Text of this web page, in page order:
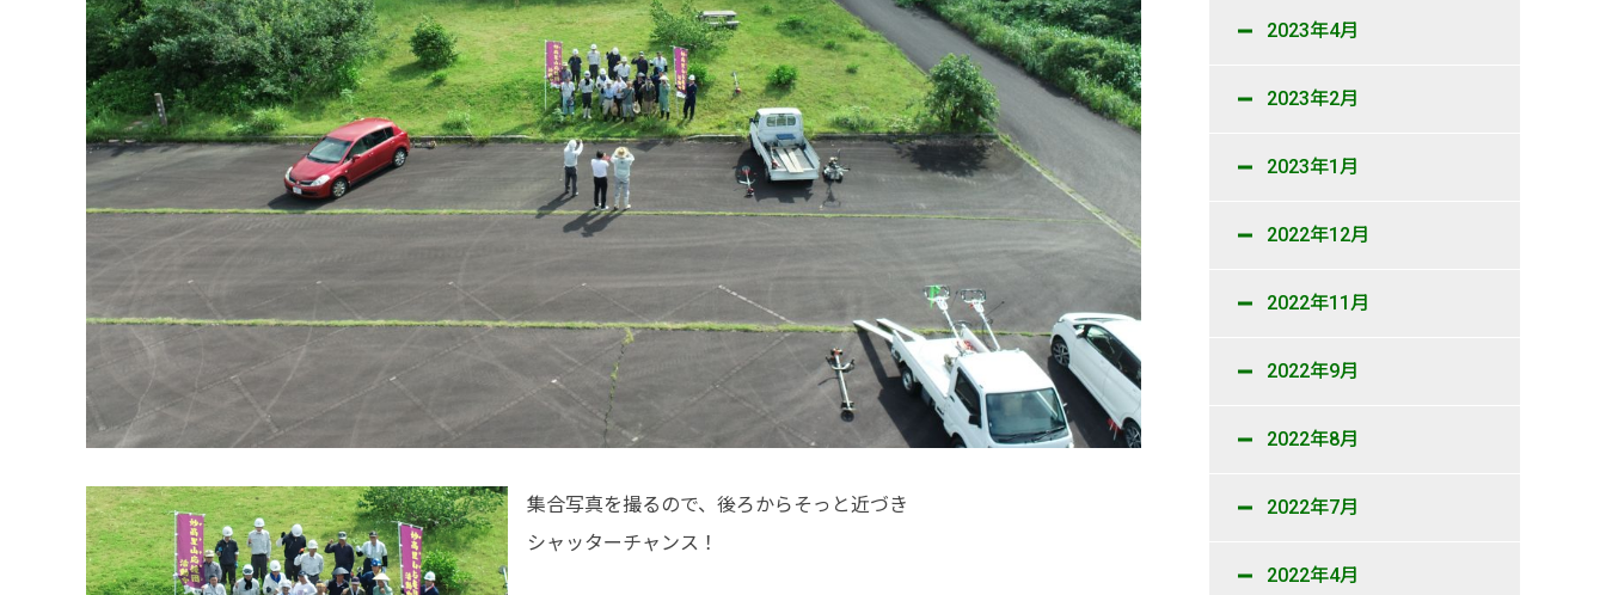
集合写真を撮るので、後ろからそっと近づき
シャッターチャンス！
2023年4月
2023年2月
2023年1月
2022年12月
2022年11月
2022年9月
2022年8月
2022年7月
2022年4月